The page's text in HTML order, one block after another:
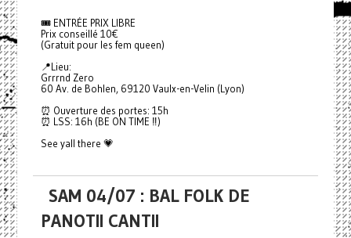
🎟️ ENTRÉE PRIX LIBRE
Prix conseillé 10€
(Gratuit pour les fem queen)
📍Lieu:
Grrrnd Zero
60 Av. de Bohlen, 69120 Vaulx-en-Velin (Lyon)
⏰ Ouverture des portes: 15h
⏰ LSS: 16h (BE ON TIME ‼️)
See yall there 💗
SAM 04/07 : BAL FOLK DE
PANOTII CANTII